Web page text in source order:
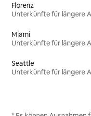
Florenz
Miami
Seattle